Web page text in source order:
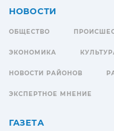
НОВОСТИ
ОБЩЕСТВО
ЭКОНОМИКА
НОВОСТИ РАЙОНОВ
ЭКСПЕРТНОЕ МНЕНИЕ
ГАЗЕТА